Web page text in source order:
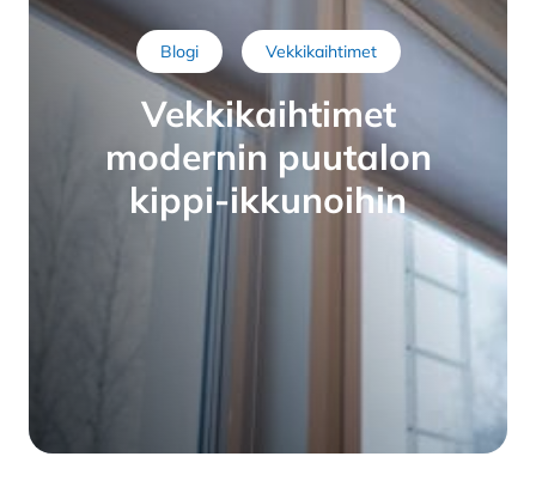
Blogi Vekkikaihtimet
Vekkikaihtimet
modernin puutalon
kippi-ikkunoihin